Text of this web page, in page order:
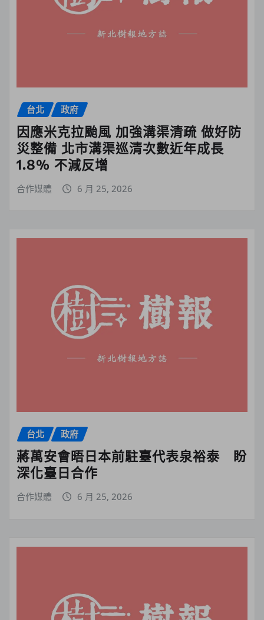
台北 政府
因應米克拉颱風 加強溝渠清疏 做好防
災整備 北市溝渠巡清次數近年成長
1.8% 不減反增
合作媒體 6 月 25, 2026
台北 政府
蔣萬安會晤日本前駐臺代表泉裕泰 盼
深化臺日合作
合作媒體 6 月 25, 2026